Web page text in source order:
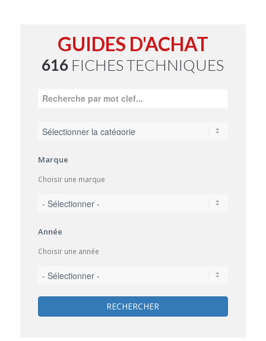
GUIDES D'ACHAT
616 FICHES TECHNIQUES
Marque
Choisir une marque
Année
Choisir une année
RECHERCHER